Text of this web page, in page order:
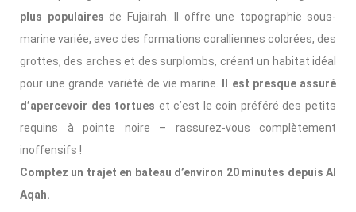
plus populaires de Fujairah. Il offre une topographie sous-
marine variée, avec des formations coralliennes colorées, des
grottes, des arches et des surplombs, créant un habitat idéal
pour une grande variété de vie marine.
Il est presque assuré
d’apercevoir des tortues et c’est le coin préféré des petits
requins à pointe noire – rassurez-vous complètement
inoffensifs !
Comptez un trajet en bateau d’environ 20 minutes depuis Al
Aqah.